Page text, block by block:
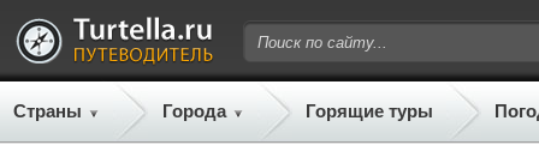
Страны Города Горящие туры